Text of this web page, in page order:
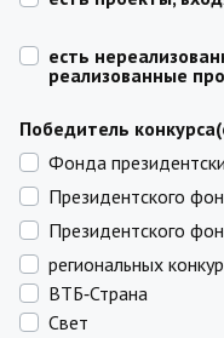
есть
реализованные
Победитель
Фонда
Президентского
Президентского
региональных
ВТБ‑Страна
Свет